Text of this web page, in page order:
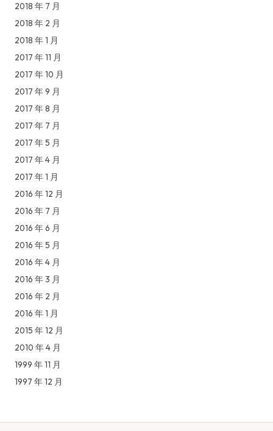
2018 年 7 月
2018 年 2 月
2018 年 1 月
2017 年 11 月
2017 年 10 月
2017 年 9 月
2017 年 8 月
2017 年 7 月
2017 年 5 月
2017 年 4 月
2017 年 1 月
2016 年 12 月
2016 年 7 月
2016 年 6 月
2016 年 5 月
2016 年 4 月
2016 年 3 月
2016 年 2 月
2016 年 1 月
2015 年 12 月
2010 年 4 月
1999 年 11 月
1997 年 12 月